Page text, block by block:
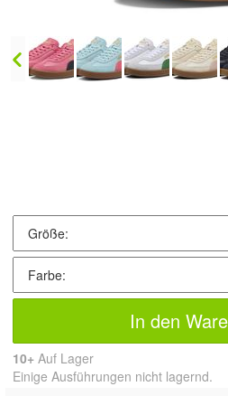
In den
10+ Auf Lager
Einige Ausführungen nicht lagernd.